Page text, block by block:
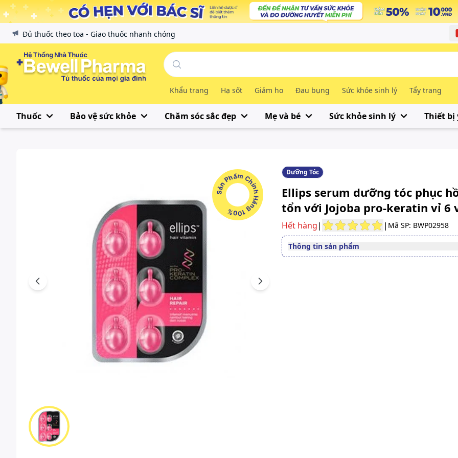
Đủ thuốc theo toa - Giao thuốc nhanh chóng
Khẩu trang Hạ sốt Giảm ho Đau bụng Sức khỏe sinh lý Tẩy trang
Thuốc Bảo vệ sức khỏe Chăm sóc sắc đẹp Mẹ và bé Sức khỏe sinh lý Thiết bị
Sản Phẩm Chính Hãng 100%
Previous Next
Dưỡng Tóc
Ellips serum dưỡng tóc phục
tổn với Jojoba pro-keratin vỉ 6
Hết hàng| | Mã SP: BWP02958
Thông tin sản phẩm